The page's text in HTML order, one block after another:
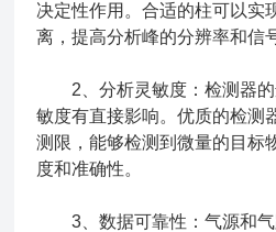
决定性作用。合适的柱可以实
离，提高分析峰的分辨率和信
2、分析灵敏度：检测器的
敏度有直接影响。优质的检测
测限，能够检测到微量的目标
度和准确性。
3、数据可靠性：气源和气